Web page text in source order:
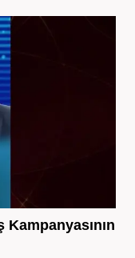
Kampanyasının